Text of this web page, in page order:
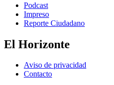
Podcast
Impreso
Reporte Ciudadano
El Horizonte
Aviso de privacidad
Contacto